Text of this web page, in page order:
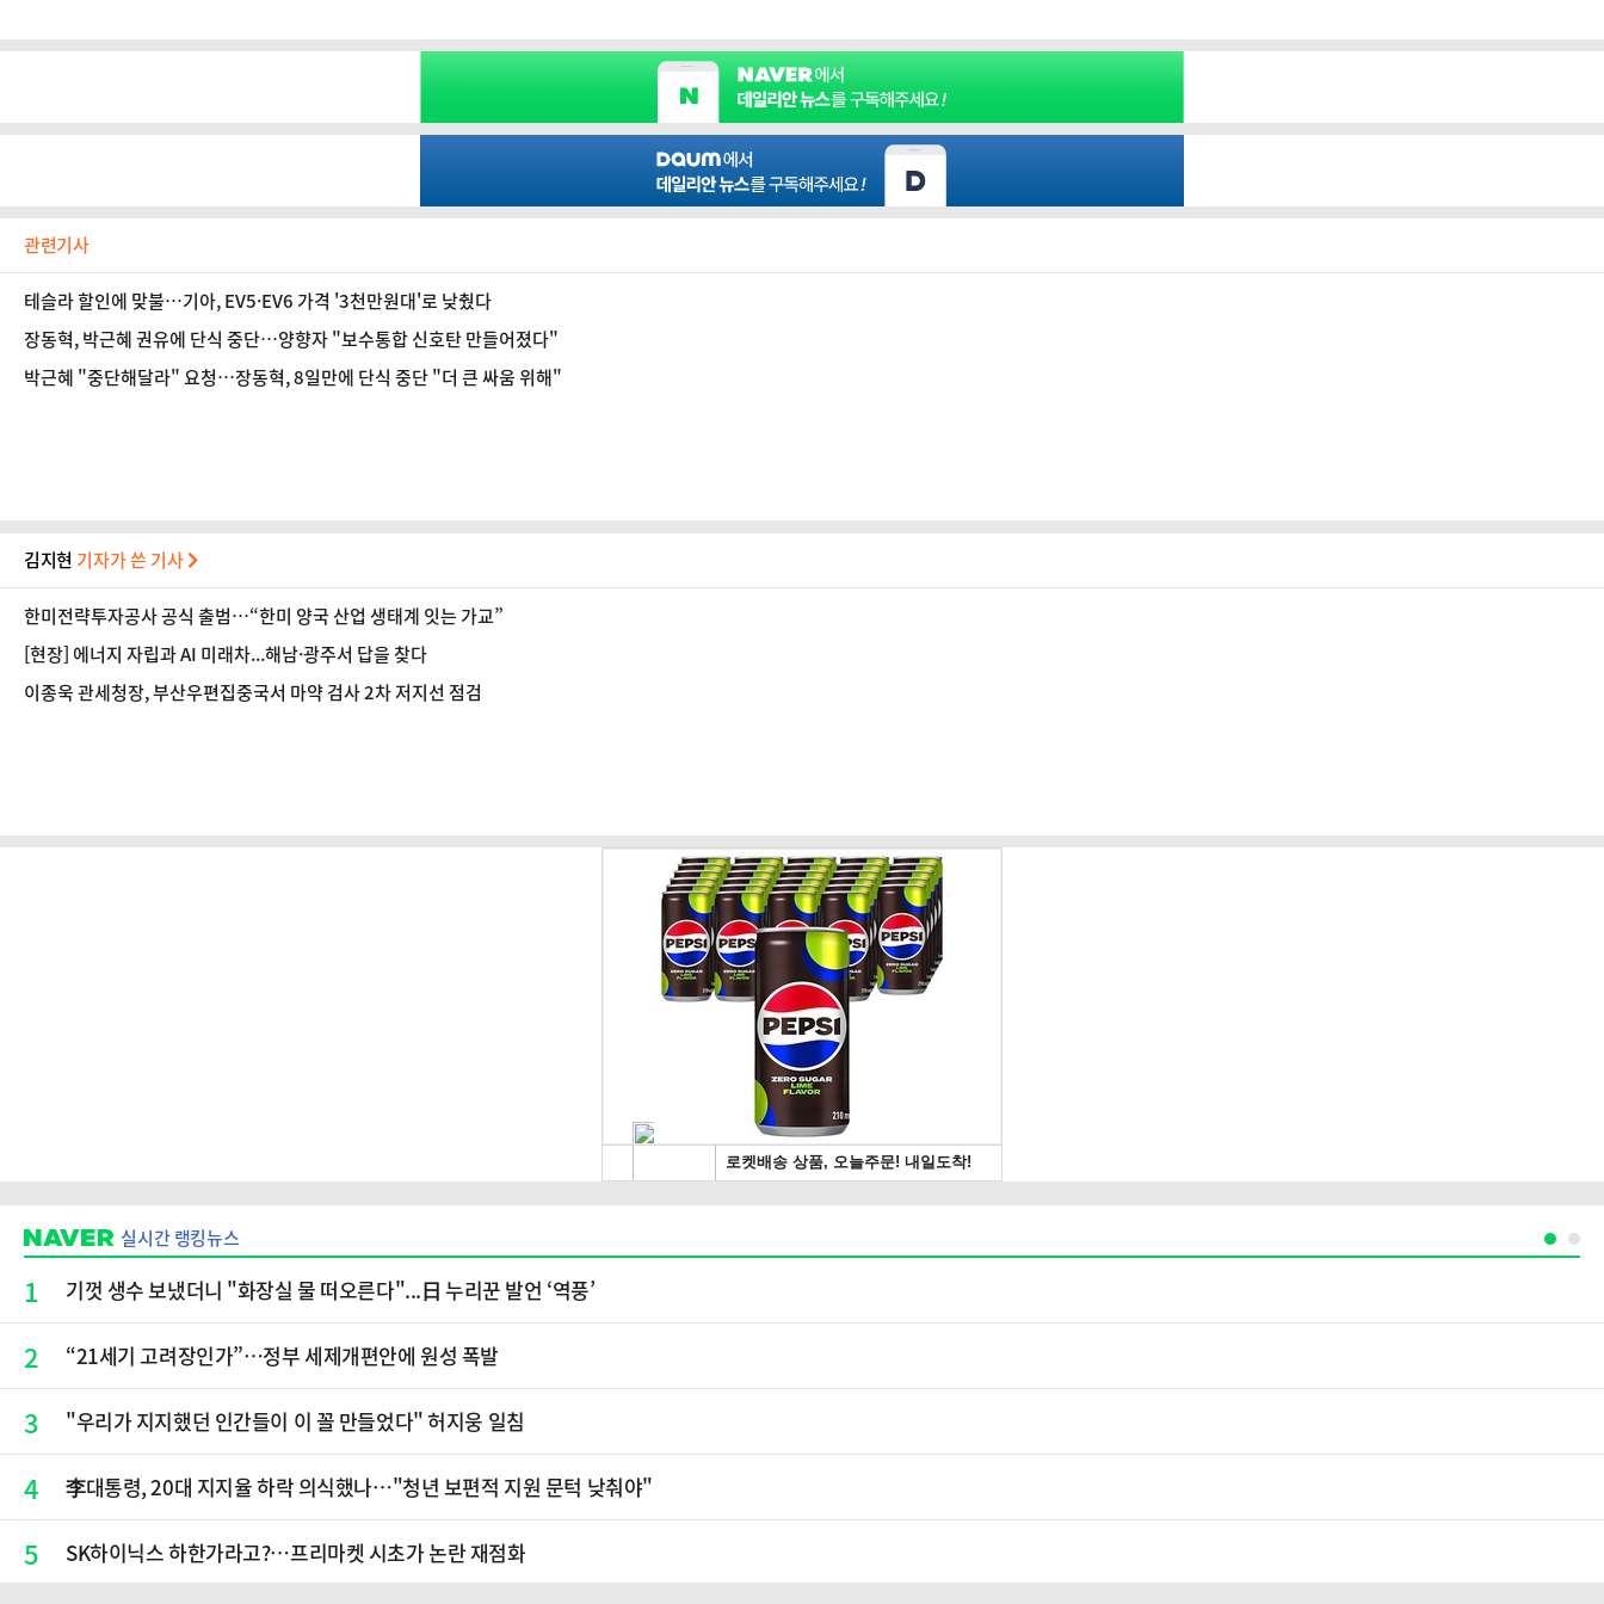
관련기사
테슬라 할인에 맞불…기아, EV5·EV6 가격 '3천만원대'로 낮췄다
장동혁, 박근혜 권유에 단식 중단…양향자 "보수통합 신호탄 만들어졌다"
박근혜 "중단해달라" 요청…장동혁, 8일만에 단식 중단 "더 큰 싸움 위해"
김지현 기자가 쓴 기사
한미전략투자공사 공식 출범…“한미 양국 산업 생태계 잇는 가교”
[현장] 에너지 자립과 AI 미래차...해남·광주서 답을 찾다
이종욱 관세청장, 부산우편집중국서 마약 검사 2차 저지선 점검
실시간 랭킹뉴스
1 기껏 생수 보냈더니 "화장실 물 떠오른다"...日 누리꾼 발언 ‘역풍’
2 “21세기 고려장인가”…정부 세제개편안에 원성 폭발
3 "우리가 지지했던 인간들이 이 꼴 만들었다" 허지웅 일침
4 李대통령, 20대 지지율 하락 의식했나…"청년 보편적 지원 문턱 낮춰야"
5 SK하이닉스 하한가라고?…프리마켓 시초가 논란 재점화